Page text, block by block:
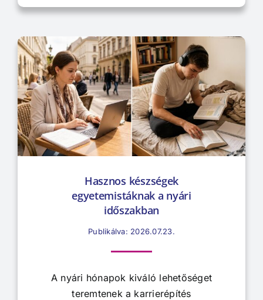
Hasznos készségek
egyetemistáknak a nyári
időszakban
Publikálva: 2026.07.23.
A nyári hónapok kiváló lehetőséget
teremtenek a karrierépítés